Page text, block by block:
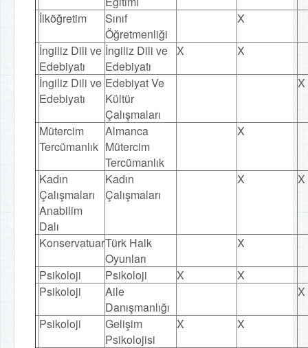
İlköğretim
Sınıf
Öğretmenliği
X
İngiliz Dili ve
Edebiyatı
İngiliz Dili ve
Edebiyatı
X X
İngiliz Dili ve
Edebiyatı
Edebiyat Ve
Kültür
Çalışmaları
X
Mütercim
Tercümanlık
Almanca
Mütercim
Tercümanlık
X
Kadın
Çalışmaları
Anabilim
Dalı
Kadın
Çalışmaları
X X
KonservatuarTürk Halk
Oyunları
X
Psikoloji Psikoloji X
X
Psikoloji
Aile
Danışmanlığı
X
Psikoloji
Gelişim
Psikolojisi
X X